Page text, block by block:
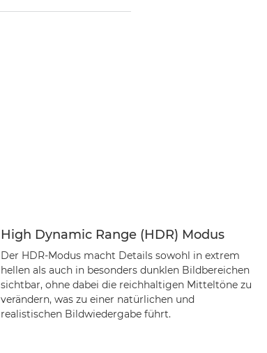
High Dynamic Range (HDR) Modus
Der HDR-Modus macht Details sowohl in extrem
hellen als auch in besonders dunklen Bildbereichen
sichtbar, ohne dabei die reichhaltigen Mitteltöne zu
verändern, was zu einer natürlichen und
realistischen Bildwiedergabe führt.